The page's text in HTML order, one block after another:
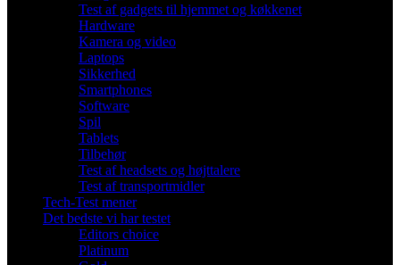
Test af gadgets til hjemmet og køkkenet
Hardware
Kamera og video
Laptops
Sikkerhed
Smartphones
Software
Spil
Tablets
Tilbehør
Test af headsets og højttalere
Test af transportmidler
Tech-Test mener
Det bedste vi har testet
Editors choice
Platinum